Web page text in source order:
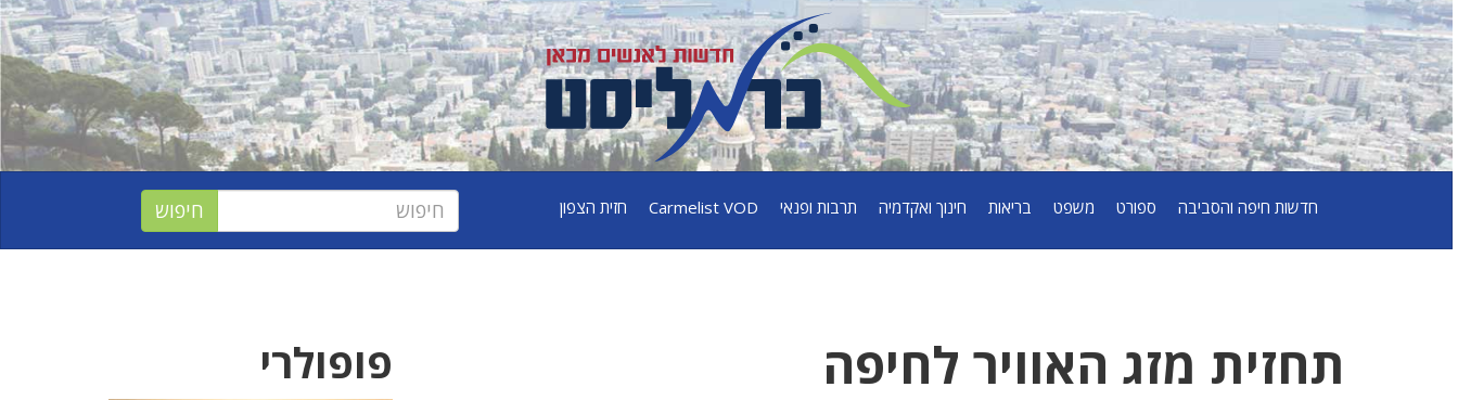
חדשות חיפה והסביבה ספורט משפט בריאות חינוך ואקדמיה תרבות ופנאי Carmelist VOD חזית הצפון
תחזית מזג האוויר לחיפה פופולרי